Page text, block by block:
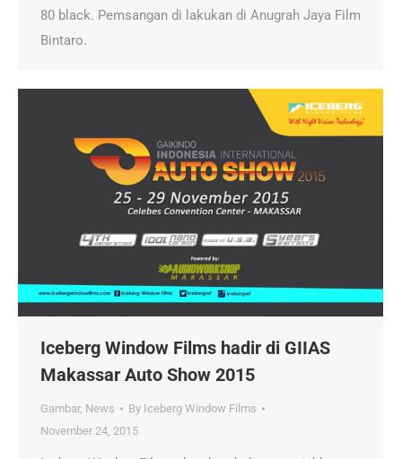
80 black. Pemsangan di lakukan di Anugrah Jaya Film
Bintaro.
Iceberg Window Films hadir di GIIAS
Makassar Auto Show 2015
Gambar, News By Iceberg Window Films
November 24, 2015